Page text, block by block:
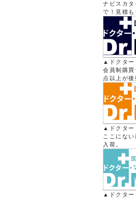
ナビスカ
で！見積
▲ドクター
会員制購
点以上が
▲ドクター
ここにな
入荷。
▲ドクター